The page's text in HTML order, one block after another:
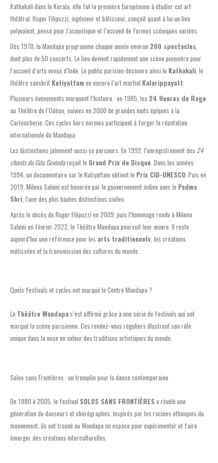
Kathakali dans le Kerala, elle fut la première Européenne à étudier cet art
théâtral. Roger Filipuzzi, ingénieur et bâtisseur, conçoit quant à lui un lieu
polyvalent, pensé pour l’acoustique et l’accueil de formes scéniques variées.
Dès 1978, le Mandapa programme chaque année environ 200 spectacles,
dont plus de 50 concerts. Le lieu devient rapidement une scène pionnière pour
l’accueil d’arts venus d’Inde. Le public parisien découvre ainsi le Kathakali, le
théâtre sanskrit Kutiyattamou encore l’art martial Kalarippayatt.
Plusieurs événements marquent l’histoire : en 1985, les 24 Heures du Raga
au Théâtre de l’Odéon, suivies en 2000 de grandes nuits épiques à la
Cartoucherie. Ces cycles hors normes participent à forger la réputation
internationale du Mandapa.
Les distinctions jalonnent aussi ce parcours. En 1992, l’enregistrement des 24
chants du Gīta Govindareçoit le Grand Prix du Disque . Dans les années
1994, un documentaire sur le Kutiyattam obtient le Prix CID-UNESCO . Puis en
2019, Milena Salvini est honorée par le gouvernement indien avec le Padma
Shri , l’une des plus hautes distinctions civiles.
Après le décès de Roger Filipuzzi en 2009, puis l’hommage rendu à Milena
Salvini en février 2022, le Théâtre Mandapa poursuit leur œuvre. Il reste
aujourd’hui une référence pour les arts traditionnels , les créations
métissées et la transmission des cultures du monde.
Quels festivals et cycles ont marqué le Centre Mandapa ?
Le Théâtre Mandapas’est affirmé grâce à une série de festivals qui ont
marqué la scène parisienne. Ces rendez-vous réguliers illustrent son rôle
unique dans la mise en valeur des traditions artistiques du monde.
Solos sans Frontières : un tremplin pour la danse contemporaine
De 1980 à 2005, le festival SOLOS SANS FRONTIÈRES a révélé une
génération de danseurs et chorégraphes. Inspirés par les racines ethniques du
mouvement, ils ont trouvé au Mandapa un espace pour expérimenter et faire
émerger des créations interculturelles.